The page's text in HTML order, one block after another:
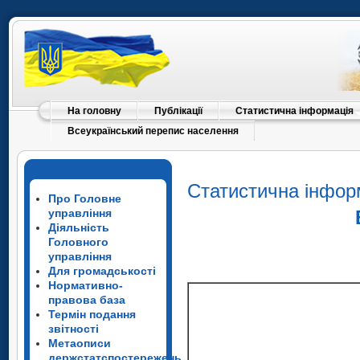
На головну Публікації
Статистична інформація
Всеукраїнський перепис населення
Про Головне
управління
Діяльність
Головного
управління
Для громадськості
Нормативно-
правова база
Термін подання
звітності
Метаописи
Статистична